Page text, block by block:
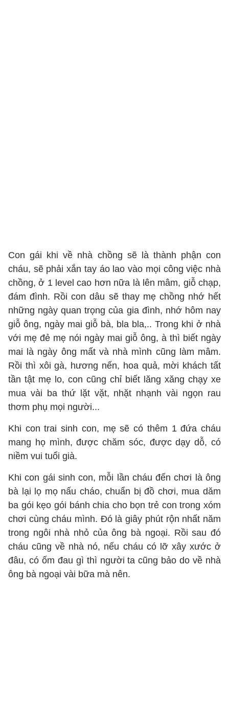
Con gái khi về nhà chồng sẽ là thành phận con
cháu, sẽ phải xắn tay áo lao vào mọi công việc nhà
chồng, ở 1 level cao hơn nữa là lên mâm, giỗ chạp,
đám đình. Rồi con dâu sẽ thay mẹ chồng nhớ hết
những ngày quan trọng của gia đình, nhớ hôm nay
giỗ ông, ngày mai giỗ bà, bla bla,.. Trong khi ở nhà
với mẹ đẻ mẹ nói ngày mai giỗ ông, à thì biết ngày
mai là ngày ông mất và nhà mình cũng làm mâm.
Rồi thì xôi gà, hương nến, hoa quả, mời khách tất
tần tật mẹ lo, con cũng chỉ biết lăng xăng chạy xe
mua vài ba thứ lặt vặt, nhặt nhạnh vài ngọn rau
thơm phụ mọi người...
Khi con trai sinh con, mẹ sẽ có thêm 1 đứa cháu
mang họ mình, được chăm sóc, được dạy dỗ, có
niềm vui tuổi già.
Khi con gái sinh con, mỗi lần cháu đến chơi là ông
bà lại lọ mọ nấu cháo, chuẩn bị đồ chơi, mua dăm
ba gói kẹo gói bánh chia cho bọn trẻ con trong xóm
chơi cùng cháu mình. Đó là giây phút rộn nhất năm
trong ngôi nhà nhỏ của ông bà ngoại. Rồi sau đó
cháu cũng về nhà nó, nếu cháu có lỡ xây xước ở
đâu, có ốm đau gì thì người ta cũng bảo do về nhà
ông bà ngoại vài bữa mà nên.